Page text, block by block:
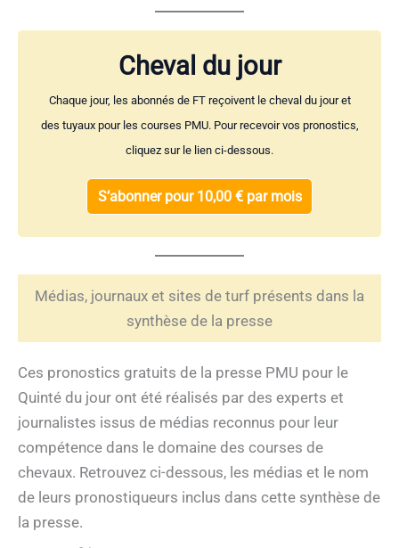
Cheval du jour
Chaque jour, les abonnés de FT reçoivent le cheval du jour et
des tuyaux pour les courses PMU. Pour recevoir vos pronostics,
cliquez sur le lien ci-dessous.
S’abonner pour 10,00 € par mois
Médias, journaux et sites de turf présents dans la
synthèse de la presse
Ces pronostics gratuits de la presse PMU pour le
Quinté du jour ont été réalisés par des experts et
journalistes issus de médias reconnus pour leur
compétence dans le domaine des courses de
chevaux. Retrouvez ci-dessous, les médias et le nom
de leurs pronostiqueurs inclus dans cette synthèse de
la presse.